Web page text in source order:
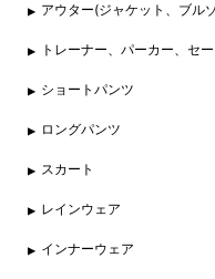
アウター(ジャケット、ブル
トレーナー、パーカー、セ
ショートパンツ
ロングパンツ
スカート
レインウェア
インナーウェア